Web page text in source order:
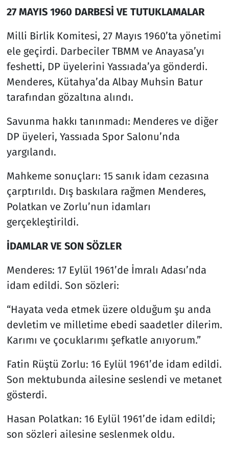
27 MAYIS 1960 DARBESİ VE TUTUKLAMALAR
Milli Birlik Komitesi, 27 Mayıs 1960’ta yönetimi
ele geçirdi. Darbeciler TBMM ve Anayasa’yı
feshetti, DP üyelerini Yassıada’ya gönderdi.
Menderes, Kütahya’da Albay Muhsin Batur
tarafından gözaltına alındı.
Savunma hakkı tanınmadı: Menderes ve diğer
DP üyeleri, Yassıada Spor Salonu’nda
yargılandı.
Mahkeme sonuçları: 15 sanık idam cezasına
çarptırıldı. Dış baskılara rağmen Menderes,
Polatkan ve Zorlu’nun idamları
gerçekleştirildi.
İDAMLAR VE SON SÖZLER
Menderes: 17 Eylül 1961’de İmralı Adası’nda
idam edildi. Son sözleri:
“Hayata veda etmek üzere olduğum şu anda
devletim ve milletime ebedi saadetler dilerim.
Karımı ve çocuklarımı şefkatle anıyorum.”
Fatin Rüştü Zorlu: 16 Eylül 1961’de idam edildi.
Son mektubunda ailesine seslendi ve metanet
gösterdi.
Hasan Polatkan: 16 Eylül 1961’de idam edildi;
son sözleri ailesine seslenmek oldu.